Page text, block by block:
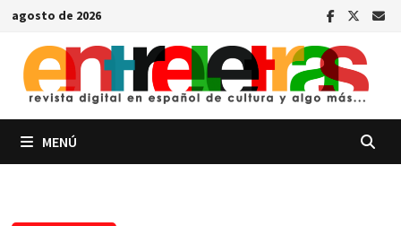
Saltar
contenido
agosto de 2026
MENÚ